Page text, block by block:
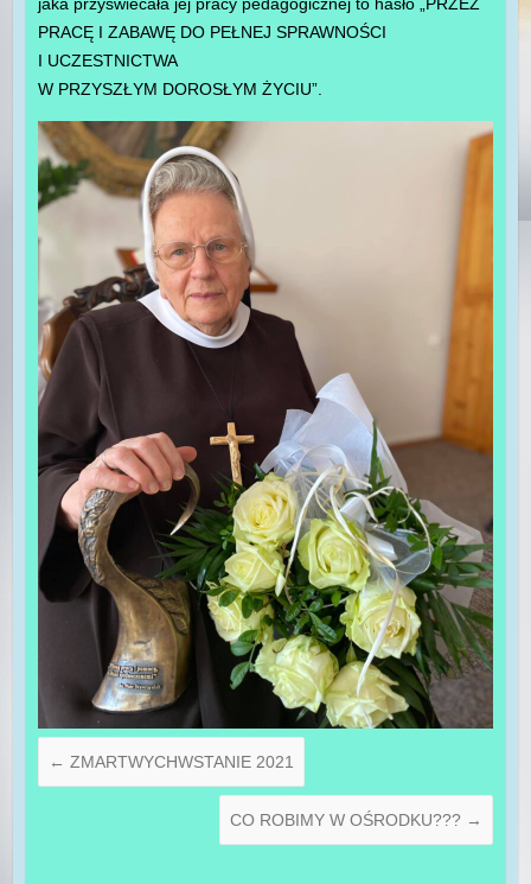
PRACĘ I ZABAWĘ DO PEŁNEJ SPRAWNOŚCI
I UCZESTNICTWA
W PRZYSZŁYM DOROSŁYM ŻYCIU”.
← ZMARTWYCHWSTANIE 2021
CO ROBIMY W OŚRODKU??? →